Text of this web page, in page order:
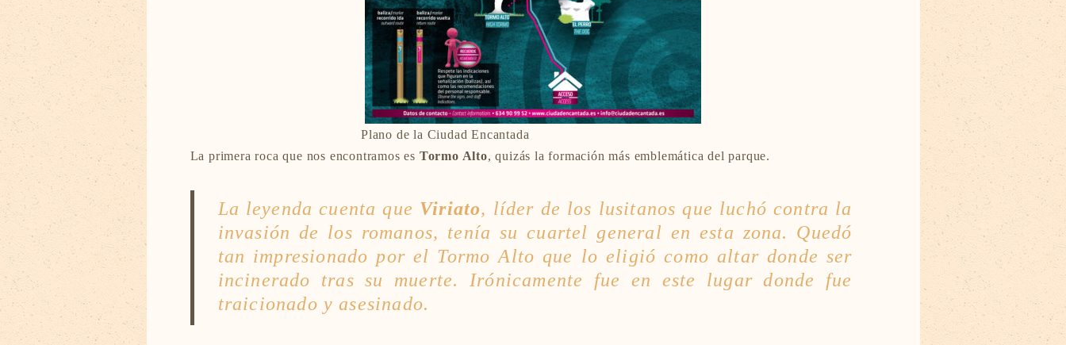
Plano de la Ciudad Encantada
La primera roca que nos encontramos es Tormo Alto, quizás la formación más emblemática del parque.
La leyenda cuenta que Viriato, líder de los lusitanos que luchó contra la
invasión de los romanos, tenía su cuartel general en esta zona. Quedó
tan impresionado por el Tormo Alto que lo eligió como altar donde ser
incinerado tras su muerte. Irónicamente fue en este lugar donde fue
traicionado y asesinado.